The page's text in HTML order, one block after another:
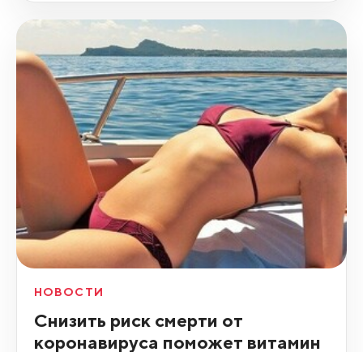
НОВОСТИ
Снизить риск смерти от
коронавируса поможет витамин